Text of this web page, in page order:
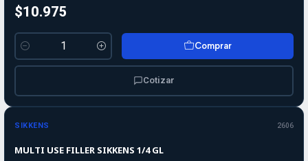
$10.975
Cantidad
Comprar
Cotizar
SIKKENS 2606
MULTI USE FILLER SIKKENS 1/4 GL